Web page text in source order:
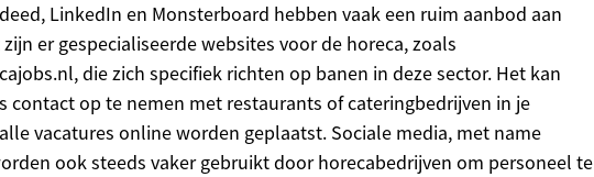
LinkedIn en Monsterboard hebben vaak een ruim aanbod aan
er gespecialiseerde websites voor de horeca, zoals
die zich specifiek richten op banen in deze sector. Het kan
contact op te nemen met restaurants of cateringbedrijven in je
vacatures online worden geplaatst. Sociale media, met name
ook steeds vaker gebruikt door horecabedrijven om personeel te